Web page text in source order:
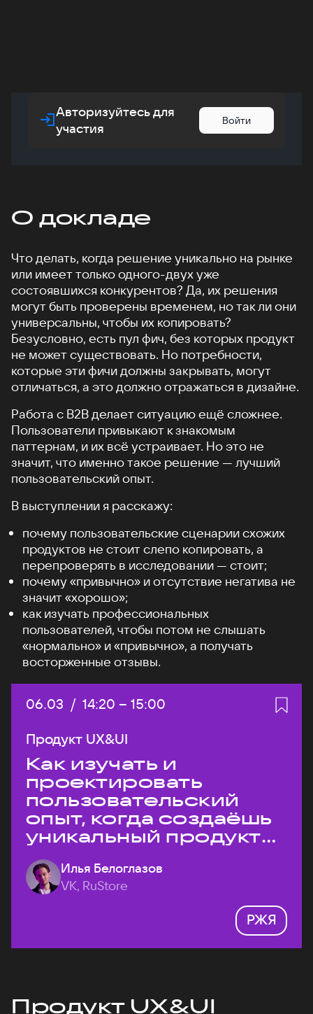
Авторизуйтесь для
участия
Войти
О докладе
Что делать, когда решение уникально на рынке
или имеет только одного-двух уже
состоявшихся конкурентов? Да, их решения
могут быть проверены временем, но так ли они
универсальны, чтобы их копировать?
Безусловно, есть пул фич, без которых продукт
не может существовать. Но потребности,
которые эти фичи должны закрывать, могут
отличаться, а это должно отражаться в дизайне.
Работа с B2B делает ситуацию ещё сложнее.
Пользователи привыкают к знакомым
паттернам, и их всё устраивает. Но это не
значит, что именно такое решение — лучший
пользовательский опыт.
В выступлении я расскажу:
почему пользовательские сценарии схожих
продуктов не стоит слепо копировать, а
перепроверять в исследовании — стоит;
почему «привычно» и отсутствие негатива не
значит «хорошо»;
как изучать профессиональных
пользователей, чтобы потом не слышать
«нормально» и «привычно», а получать
восторженные отзывы.
Дата:
06.03 / Начало:
14:20 – Конец:
15:00
Продукт UX&UI
Как изучать и
проектировать
пользовательский
опыт, когда создаёшь
уникальный продукт
на рынке?
Илья Белоглазов
VK, RuStore
РЖЯ
Продукт UX&UI